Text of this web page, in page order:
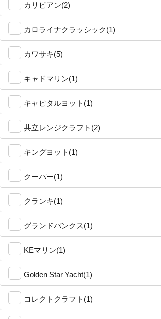
カリビアン(2)
カロライナクラッシック(1)
カワサキ(5)
キャドマリン(1)
キャピタルヨット(1)
共立レンジクラフト(2)
キングヨット(1)
クーパー(1)
クランキ(1)
グランドバンクス(1)
KEマリン(1)
Golden Star Yacht(1)
コレクトクラフト(1)